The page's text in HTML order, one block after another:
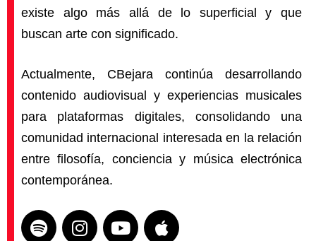
existe algo más allá de lo superficial y que
buscan arte con significado.
Actualmente, CBejara continúa desarrollando
contenido audiovisual y experiencias musicales
para plataformas digitales, consolidando una
comunidad internacional interesada en la relación
entre filosofía, conciencia y música electrónica
contemporánea.